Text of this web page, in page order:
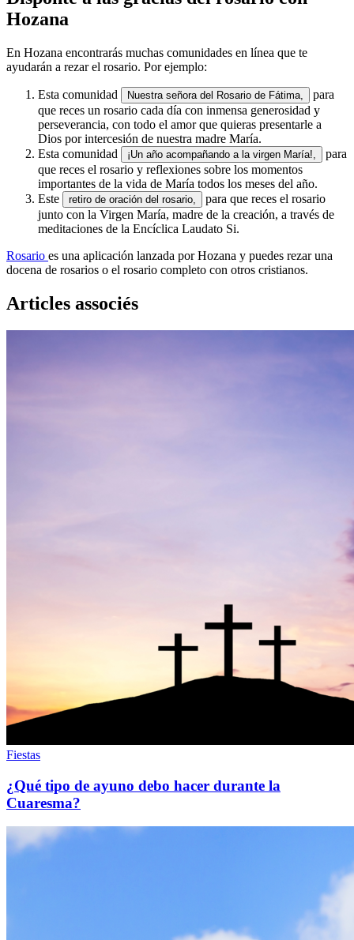
Hozana
En Hozana encontrarás muchas comunidades en línea que te
ayudarán a rezar el rosario. Por ejemplo:
Esta comunidad Nuestra señora del Rosario de Fátima,
para
que reces un rosario cada día con inmensa generosidad y
perseverancia, con todo el amor que quieras presentarle a
Dios por intercesión de nuestra madre María.
Esta comunidad
¡Un año acompañando a la virgen María!,
para
que reces el rosario y reflexiones sobre los momentos
importantes de la vida de María todos los meses del año.
Este
retiro de oración del rosario,
para que reces el rosario
junto con la Virgen María, madre de la creación, a través de
meditaciones de la Encíclica Laudato Si.
Rosario es una aplicación lanzada por Hozana y puedes rezar una
docena de rosarios o el rosario completo con otros cristianos.
Articles associés
Fiestas
¿Qué tipo de ayuno debo hacer durante la
Cuaresma?